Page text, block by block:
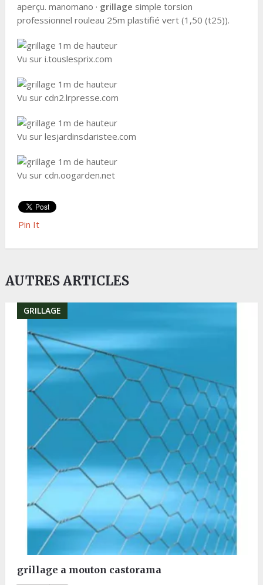
aperçu. manomano · grillage simple torsion
professionnel rouleau 25m plastifié vert (1,50 (t25)).
Vu sur i.touslesprix.com
Vu sur cdn2.lrpresse.com
Vu sur lesjardinsdaristee.com
Vu sur cdn.oogarden.net
Pin It
AUTRES ARTICLES
GRILLAGE
grillage a mouton castorama